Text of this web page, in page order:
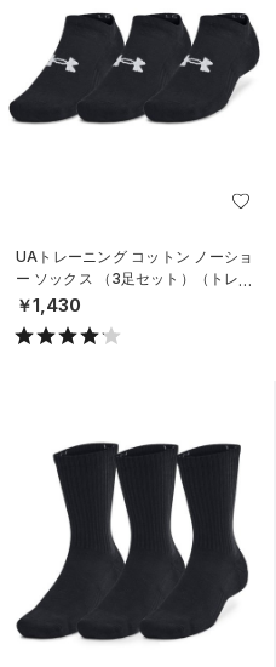
UAトレーニング コットン ノーショ
ー ソックス （3足セット）（トレー
ニング/UNISEX）
￥1,430